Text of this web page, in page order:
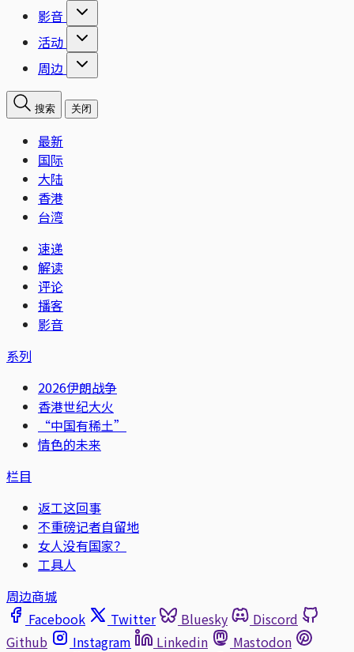
影音
活动
周边
搜索 关闭
最新
国际
大陆
香港
台湾
速递
解读
评论
播客
影音
系列
2026伊朗战争
香港世纪大火
“中国有稀土”
情色的未来
栏目
返工这回事
不重磅记者自留地
女人没有国家？
工具人
周边商城
Facebook
Twitter Bluesky
Discord
Github
Instagram Linkedin
Mastodon